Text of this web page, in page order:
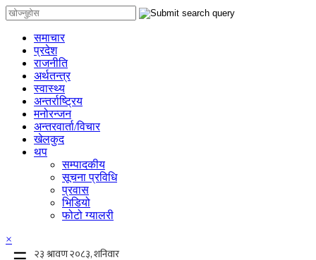
समाचार
प्रदेश
राजनीति
अर्थतन्त्र
स्वास्थ्य
अन्तर्राष्ट्रिय
मनोरन्जन
अन्तरवार्ता/विचार
खेलकुद
थप
सम्पादकीय
सूचना प्रविधि
प्रवास
भिडियो
फोटो ग्यालरी
×